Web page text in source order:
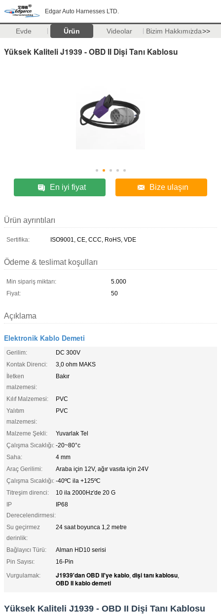
Edgar Auto Harnesses LTD.
Evde Ürün Videolar Bizim Hakkımızda>>
Yüksek Kaliteli J1939 - OBD II Dişi Tanı Kablosu
En iyi fiyat Bize ulaşın
Ürün ayrıntıları
Sertifika: ISO9001, CE, CCC, RoHS, VDE
Ödeme & teslimat koşulları
Min sipariş miktarı:
5.000
Fiyat:
50
Açıklama
Elektronik Kablo Demeti
Gerilim:
DC 300V
Kontak Direnci:
3,0 ohm MAKS
İletken
malzemesi:
Bakır
Kılıf Malzemesi:
PVC
Yalıtım
malzemesi:
PVC
Malzeme Şekli:
Yuvarlak Tel
Çalışma Sıcaklığı: -20~80°c
Saha:
4 mm
Araç Gerilimi:
Araba için 12V, ağır vasıta için 24V
Çalışma Sıcaklığı: -40ºC ila +125ºC
Titreşim direnci:
10 ila 2000Hz'de 20 G
IP
Derecelendirmesi:
IP68
Su geçirmez
derinlik:
24 saat boyunca 1,2 metre
Bağlayıcı Türü:
Alman HD10 serisi
Pin Sayısı:
16-Pin
Vurgulamak:
J1939'dan OBD II'ye kablo, dişi tanı kablosu,
OBD II kablo demeti
Yüksek Kaliteli J1939 - OBD II Dişi Tanı Kablosu